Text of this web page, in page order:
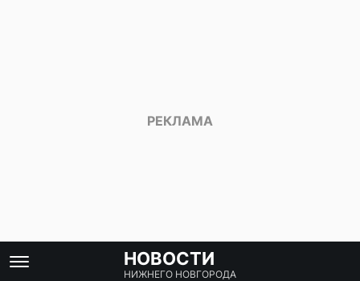
НОВОСТИ
НИЖНЕГО НОВГОРОДА